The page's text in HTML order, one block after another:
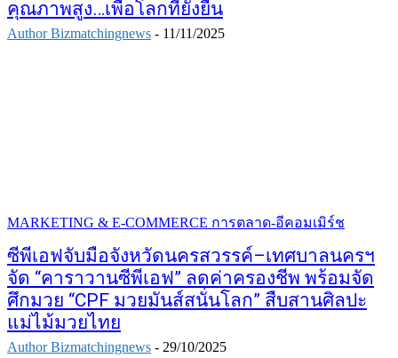
คุณภาพสูง…เพื่อโลกที่ยั่งยืน
Author Bizmatchingnews - 11/11/2025
MARKETING & E-COMMERCE การตลาด-อีคอมเมิร์ช
ซีพีเอฟจับมือจังหวัดนครสวรรค์–เทศบาลนครฯ
จัด “คาราวานซีพีเอฟ” ลดค่าครองชีพ พร้อมจัด
ศึกมวย “CPF มวยมันส์สนั่นโลก” สืบสานศิลปะ
แม่ไม้มวยไทย
Author Bizmatchingnews - 29/10/2025